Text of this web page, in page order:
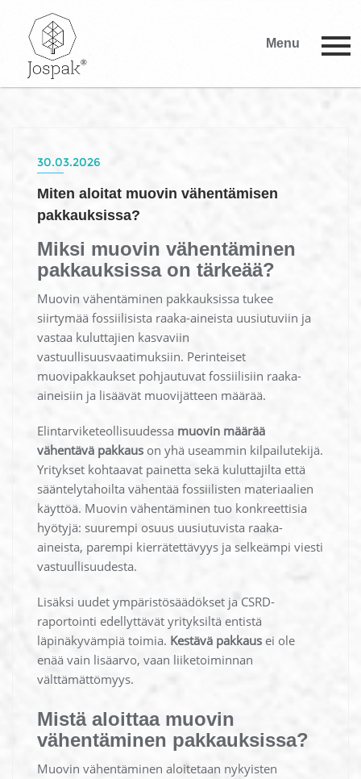
Menu
30.03.2026
Miten aloitat muovin vähentämisen
pakkauksissa?
Miksi muovin vähentäminen
pakkauksissa on tärkeää?
Muovin vähentäminen pakkauksissa tukee
siirtymää fossiilisista raaka-aineista uusiutuviin ja
vastaa kuluttajien kasvaviin
vastuullisuusvaatimuksiin. Perinteiset
muovipakkaukset pohjautuvat fossiilisiin raaka-
aineisiin ja lisäävät muovijätteen määrää.
Elintarviketeollisuudessa muovin määrää
vähentävä pakkaus on yhä useammin kilpailutekijä.
Yritykset kohtaavat painetta sekä kuluttajilta että
sääntelytahoilta vähentää fossiilisten materiaalien
käyttöä. Muovin vähentäminen tuo konkreettisia
hyötyjä: suurempi osuus uusiutuvista raaka-
aineista, parempi kierrätettävyys ja selkeämpi viesti
vastuullisuudesta.
Lisäksi uudet ympäristösäädökset ja CSRD-
raportointi edellyttävät yrityksiltä entistä
läpinäkyvämpiä toimia. Kestävä pakkaus ei ole
enää vain lisäarvo, vaan liiketoiminnan
välttämättömyys.
Mistä aloittaa muovin
vähentäminen pakkauksissa?
Muovin vähentäminen aloitetaan nykyisten